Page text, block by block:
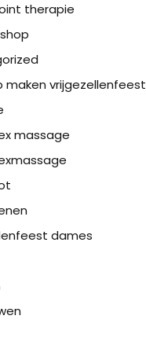
therapie
maken vrijgezellenfeest
massage
dames